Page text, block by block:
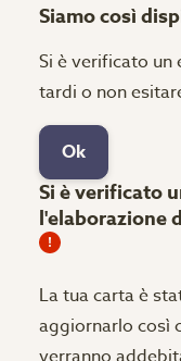
Siamo così
Si è verificato
tardi o non
Ok
Si è verificato
l'elaborazione
La tua carta è
aggiornarlo così